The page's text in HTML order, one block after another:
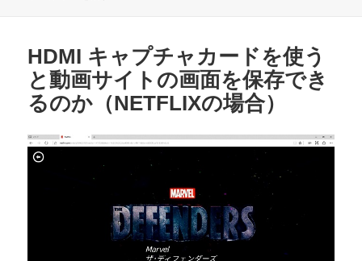
HDMI キャプチャカードを使う
と動画サイトの画面を保存でき
るのか（NETFLIXの場合）